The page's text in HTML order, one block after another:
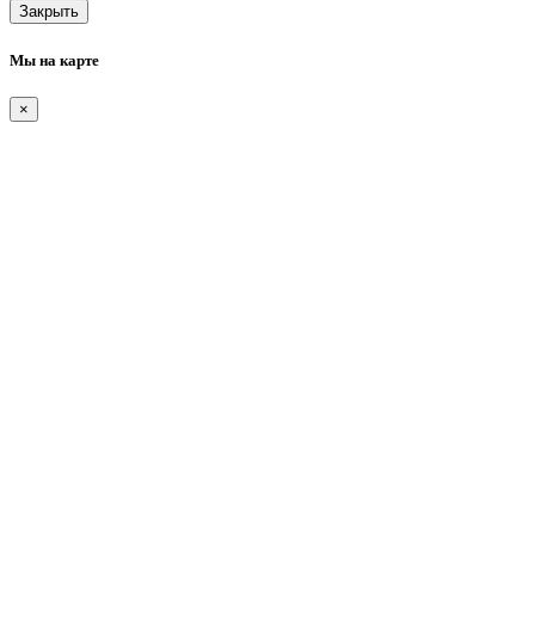
Закрыть
Мы на карте
×